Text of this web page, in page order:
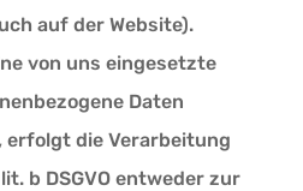
auf der Website).
von uns eingesetzte
Daten
die Verarbeitung
b DSGVO entweder zur